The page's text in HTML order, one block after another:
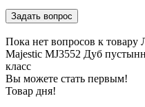
Пока нет вопросов к товару
Majestic MJ3552 Дуб
класс
Вы можете стать первым!
Товар дня!